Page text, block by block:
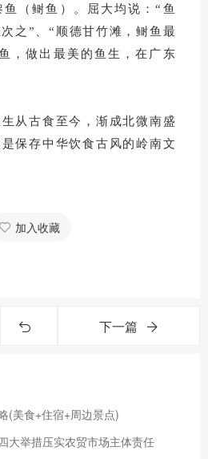
（鲥鱼）。屈大均说：“鱼
之”、“顺德甘竹滩，鲥鱼最
，做出最美的鱼生，在广东
从古食至今，渐成北微南盛
保存中华饮食古风的岭南文
加入收藏
下一篇
(美食+住宿+周边景点)
大举措压实农贸市场主体责任